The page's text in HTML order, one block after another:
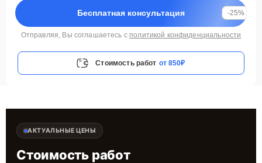
Бесплатная консультация -25%
Отправляя, Вы соглашаетесь с политикой конфиденциальности
Стоимость работ от 850₽
АКТУАЛЬНЫЕ ЦЕНЫ
Стоимость работ